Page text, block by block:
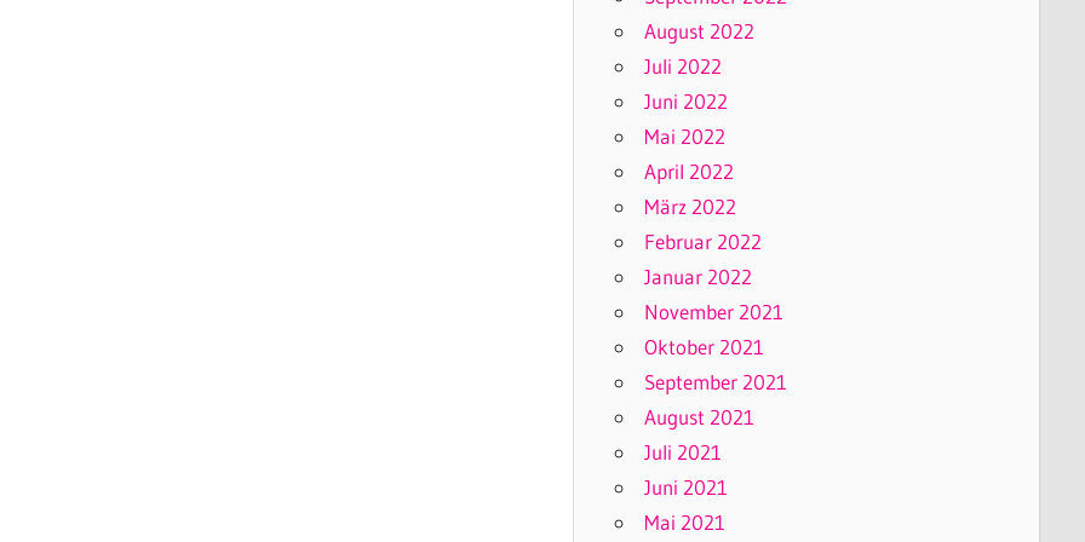
August 2022
Juli 2022
Juni 2022
Mai 2022
April 2022
März 2022
Februar 2022
Januar 2022
November 2021
Oktober 2021
September 2021
August 2021
Juli 2021
Juni 2021
Mai 2021